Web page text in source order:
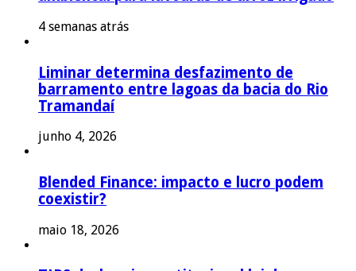
4 semanas atrás
Liminar determina desfazimento de
barramento entre lagoas da bacia do Rio
Tramandaí
junho 4, 2026
Blended Finance: impacto e lucro podem
coexistir?
maio 18, 2026